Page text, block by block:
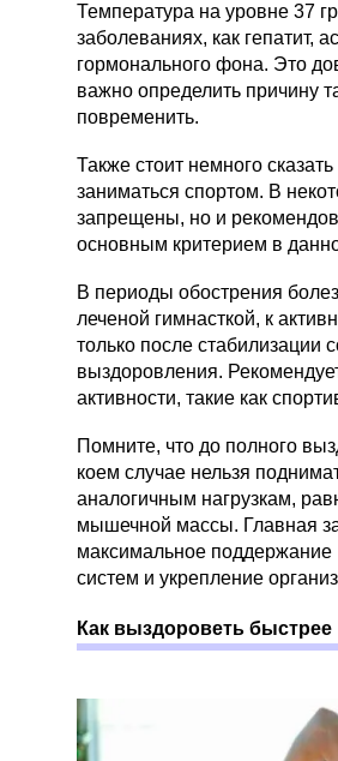
Температура на уровне 37
заболеваниях, как гепатит,
гормонального фона. Это
важно определить причину
повременить.
Также стоит немного
заниматься спортом. В
запрещены, но и
основным критерием в
В периоды обострения
леченой гимнасткой, к
только после стабилизации
выздоровления.
активности, такие как
Помните, что до полного
коем случае нельзя
аналогичным нагрузкам,
мышечной массы. Главная
максимальное поддержание
систем и укрепление
Как выздороветь быстрее